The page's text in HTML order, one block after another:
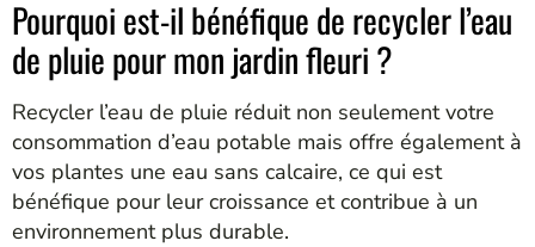
Pourquoi est-il bénéfique de recycler l’eau
de pluie pour mon jardin fleuri ?
Recycler l’eau de pluie réduit non seulement votre
consommation d’eau potable mais offre également à
vos plantes une eau sans calcaire, ce qui est
bénéfique pour leur croissance et contribue à un
environnement plus durable.